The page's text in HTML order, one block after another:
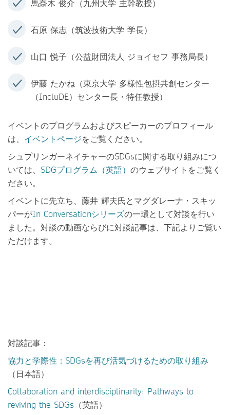
馬奈木 俊介（九州大学 主幹教授）
石原 保志（筑波技術大学 学長）
山口 悦子（公益財団法人 ジョイセフ 事務局長）
伊藤 たかね（東京大学 多様性包摂共創センター
（IncluDE）センター長・特任教授）
イベントのプログラムおよびスピーカーのプロフィール
は、 イベントページをご覧ください。
シュプリンガーネイチャーのSDGsに関する取り組みにつ
いては、 SDGプログラム（英語） のウェブサイトをご覧く
ださい。
イベントに先立ち、藤井 輝夫氏とマグダレーナ・スキッ
パーがIn Conversationシリーズの一環として対談を行い
ました。対談の動画ならびに対談記事は、下記よりご覧い
ただけます。
対談記事：
協力と学際性：SDGsを再び活気づけるための取り組み
（日本語）
Collaboration and interdisciplinarity: Pathways to
reviving the SDGs （英語）